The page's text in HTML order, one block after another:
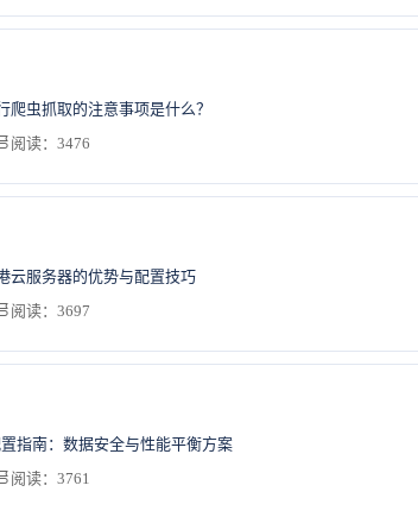
爬虫抓取的注意事项是什么？
阅读：3476
云服务器的优势与配置技巧
阅读：3697
指南：数据安全与性能平衡方案
阅读：3761